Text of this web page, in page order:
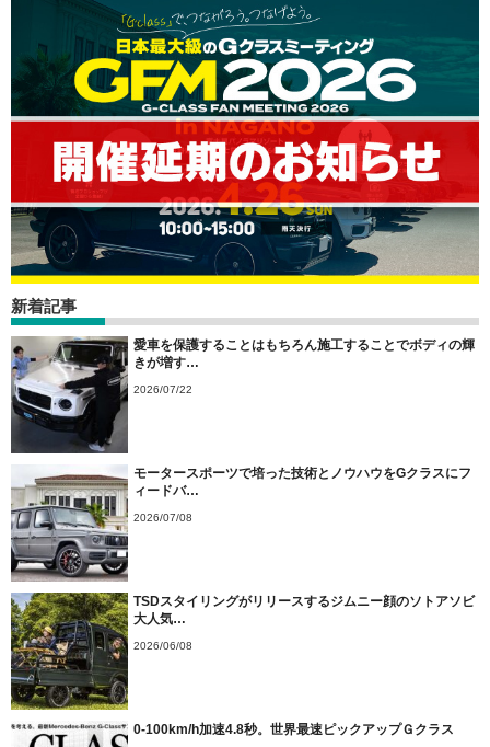
新着記事
愛車を保護することはもちろん施工することでボディの輝
きが増す…
2026/07/22
モータースポーツで培った技術とノウハウをGクラスにフ
ィードバ…
2026/07/08
TSDスタイリングがリリースするジムニー顔のソトアソビ
大人気…
2026/06/08
0-100km/h加速4.8秒。世界最速ピックアップＧクラス